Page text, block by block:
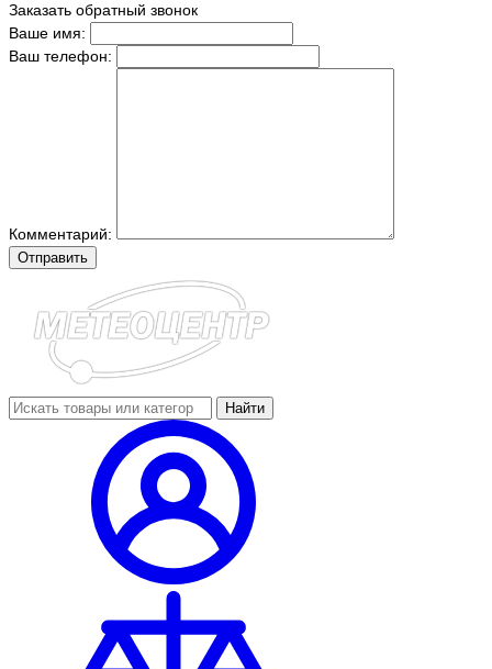
Заказать обратный звонок
Ваше имя:
Ваш телефон:
Комментарий:
Отправить
Найти